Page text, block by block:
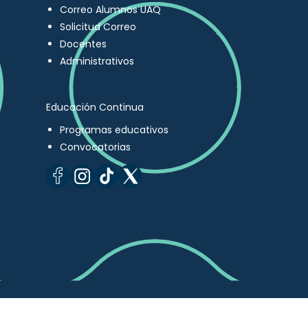
Correo Alumnos UAQ
Solicitud Correo
Docentes
Administrativos
Educación Continua
Programas educativos
Convocatorias